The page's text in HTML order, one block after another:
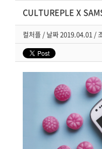
CULTUREPLE X
컬처플 / 날짜2019.04.01 /